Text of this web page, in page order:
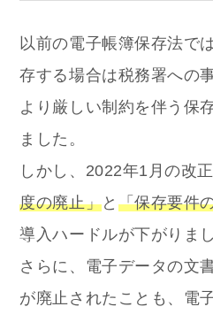
以前の電子帳簿保存法で
存する場合は税務署への
より厳しい制約を伴う保
ました。
しかし、2022年1月の改
度の廃止」と 「保存要件
導入ハードルが下がりまし
さらに、電子データの文
が廃止されたことも、電